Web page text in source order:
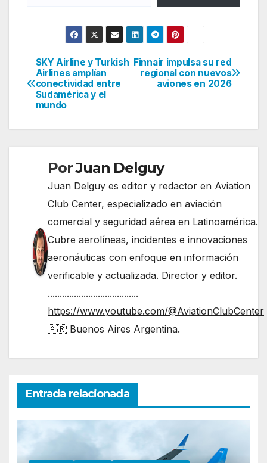
Navegación
de
Finnair impulsa su red
regional con nuevos
aviones en 2026
SKY Airline y Turkish
Airlines amplían
conectividad entre
Sudamérica y el
mundo
PorJuan Delguy
Juan Delguy es editor y redactor en Aviation
Club Center, especializado en aviación
comercial y seguridad aérea en Latinoamérica.
Cubre aerolíneas, incidentes e innovaciones
aeronáuticas con enfoque en información
verificable y actualizada. Director y editor.
......................................
https://www.youtube.com/@AviationClubCenter
🇦🇷 Buenos Aires Argentina.
Entrada relacionada